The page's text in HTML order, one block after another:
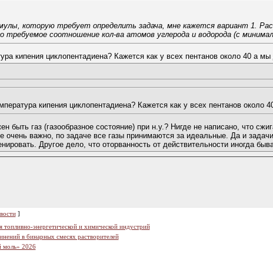
которую требует определить задача, мне кажется вариант 1.
требуемое соотношение кол-ва атомов углерода и водорода (с
кипения циклопентадиена? Кажется как у всех пентанов около 40 а
кипения циклопентадиена? Кажется как у всех пентанов
быть газ (газообразное состояние) при н.у.? Нигде не написано, что
очень важно, по задаче все газы принимаются за идеальные. Да и
Другое дело, что оторванность от действительности иногда
]
энергетической и химической индустрий
в бинарных смесях растворителей
моль» 2026